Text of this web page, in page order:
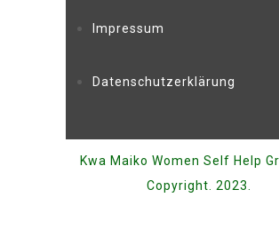
Impressum
Datenschutzerklärung
Kwa Maiko Women Self Help
Copyright. 2023.